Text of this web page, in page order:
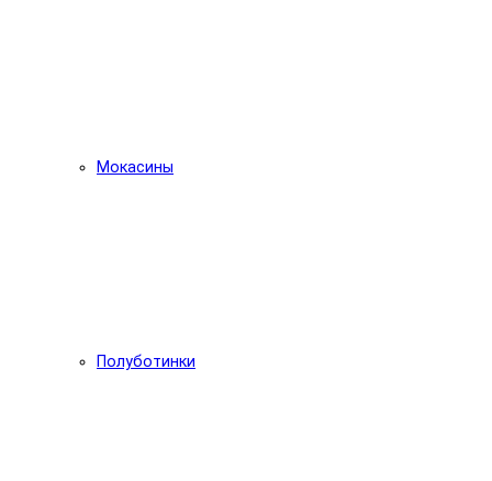
Мокасины
Полуботинки